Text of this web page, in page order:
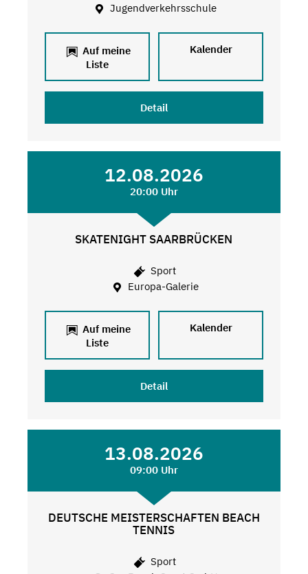
Jugendverkehrsschule
Auf meine
Liste
Kalender
Detail
12.08.2026
20:00 Uhr
SKATENIGHT SAARBRÜCKEN
Sport
Europa-Galerie
Auf meine
Liste
Kalender
Detail
13.08.2026
09:00 Uhr
DEUTSCHE MEISTERSCHAFTEN BEACH
TENNIS
Sport